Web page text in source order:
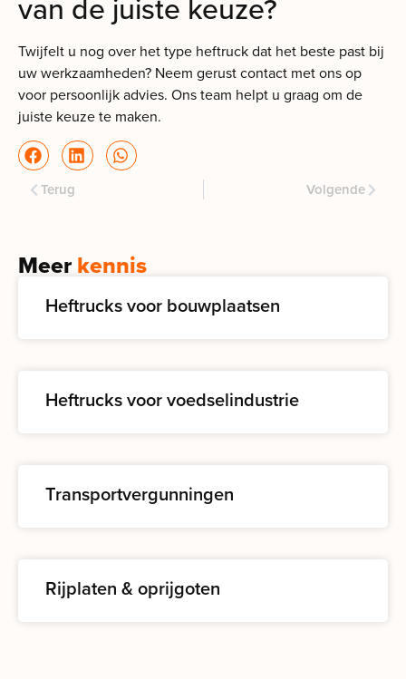
Twijfelt u nog over het type heftruck dat het beste past bij
uw werkzaamheden? Neem gerust contact met ons op
voor persoonlijk advies. Ons team helpt u graag om de
juiste keuze te maken.
Terug Volgende
Meerkennis
Heftrucks voor bouwplaatsen
Heftrucks voor voedselindustrie
Transportvergunningen
Rijplaten & oprijgoten